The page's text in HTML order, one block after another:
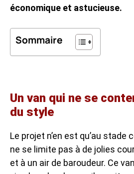
économique et astucieuse.
Sommaire
Un van qui ne se
du style
Le projet n’en est qu’au stade
ne se limite pas à de jolies
et à un air de baroudeur. Ce